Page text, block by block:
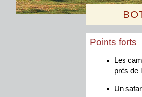
Points forts
Les
près de
Un